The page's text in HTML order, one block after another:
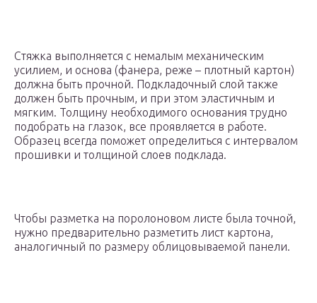
Стяжка выполняется с немалым механическим
усилием, и основа (фанера, реже – плотный картон)
должна быть прочной. Подкладочный слой также
должен быть прочным, и при этом эластичным и
мягким. Толщину необходимого основания трудно
подобрать на глазок, все проявляется в работе.
Образец всегда поможет определиться с интервалом
прошивки и толщиной слоев подклада.
Чтобы разметка на поролоновом листе была точной,
нужно предварительно разметить лист картона,
аналогичный по размеру облицовываемой панели.